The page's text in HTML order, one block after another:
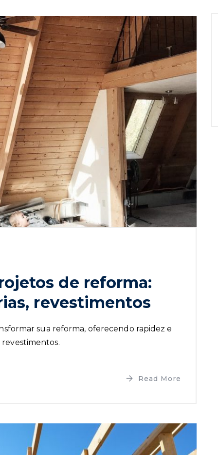
de reforma:
revestimentos
sua reforma, oferecendo rapidez e
revestimentos.
Read More